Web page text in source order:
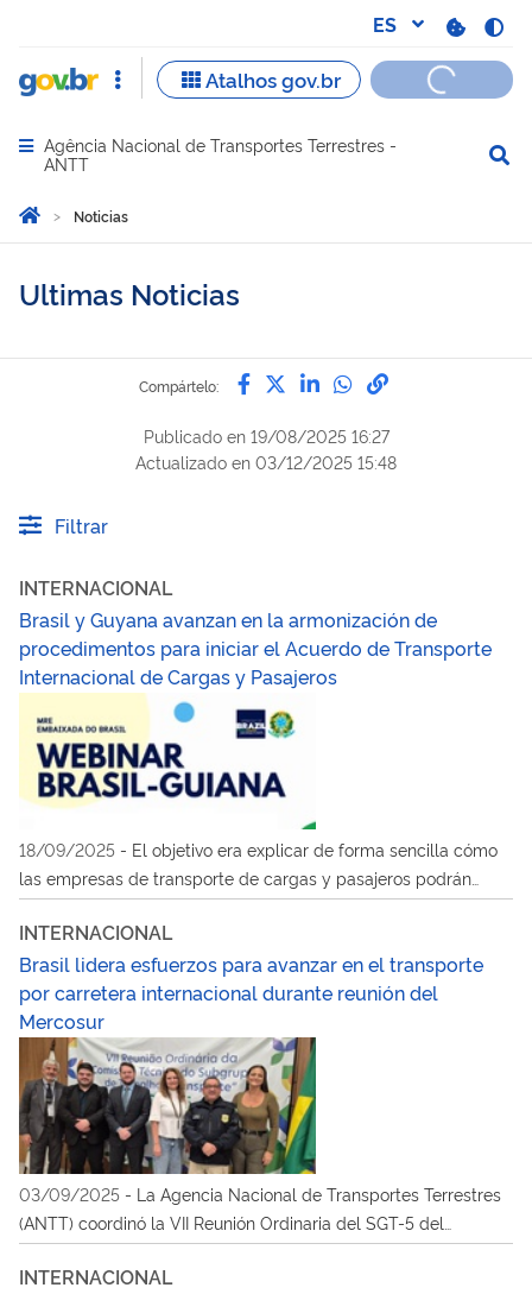
Abrir menu principal de navegação
Agência Nacional de Transportes Terrestres -
ANTT
Você está aqui:
InicioNoticias
Ultimas Noticias
Compártelo: Compártelo por Facebook
Compártelo por Twitter
Compártelo por
Compártelo por
Enlace para
Publicado en 19/08/2025 16:27
Actualizado en 03/12/2025 15:48
Filtrar
INTERNACIONAL
Brasil y Guyana avanzan en la armonización de
procedimentos para iniciar el Acuerdo de Transporte
Internacional de Cargas y Pasajeros
18/09/2025 - El objetivo era explicar de forma sencilla cómo
las empresas de transporte de cargas y pasajeros podrán
operar legalmente entre ambos países
INTERNACIONAL
Brasil lidera esfuerzos para avanzar en el transporte
por carretera internacional durante reunión del
Mercosur
03/09/2025 - La Agencia Nacional de Transportes Terrestres
(ANTT) coordinó la VII Reunión Ordinaria del SGT-5 del
Mercosur, en busca de acuerdos estratégicos que fortalezcan
la integración y la seguridad del transporte por carretera entre
INTERNACIONAL